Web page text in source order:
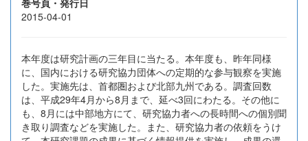
巻号頁・発行日
2015-04-01
本年度は研究計画の三年目に当たる。本年度も、昨年同様
に、国内における研究協力団体への定期的な参与観察を実施
した。実施先は、首都圏および北部九州である。調査回数
は、平成29年4月から8月まで、延べ3回にわたる。その他に
も、8月には中部地方にて、研究協力者への長時間への個別聞
き取り調査などを実施した。また、研究協力者の依頼をうけ